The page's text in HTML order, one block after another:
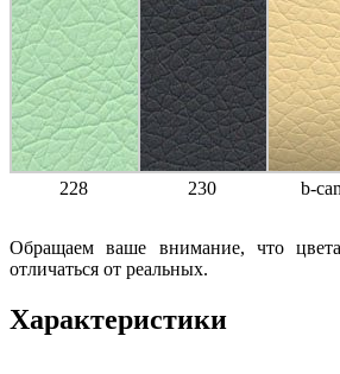
228 230 b-
Обращаем ваше внимание, что
отличаться от реальных.
Характеристики